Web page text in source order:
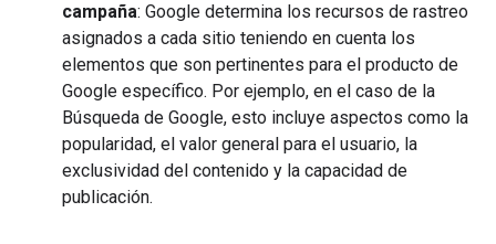
campaña: Google determina los recursos de rastreo
asignados a cada sitio teniendo en cuenta los
elementos que son pertinentes para el producto de
Google específico. Por ejemplo, en el caso de la
Búsqueda de Google, esto incluye aspectos como la
popularidad, el valor general para el usuario, la
exclusividad del contenido y la capacidad de
publicación.